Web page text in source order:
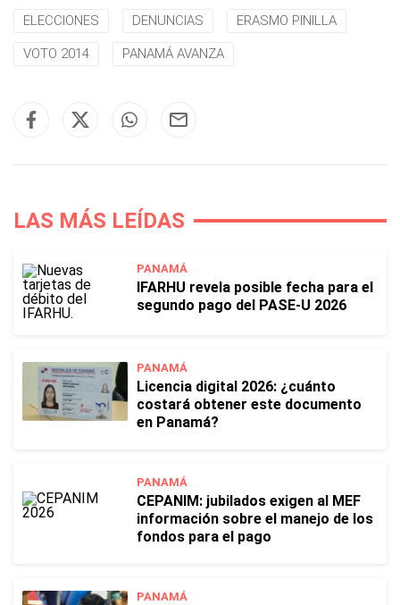
ELECCIONES DENUNCIAS ERASMO PINILLA
VOTO 2014 PANAMÁ AVANZA
LAS MÁS LEÍDAS
PANAMÁ
IFARHU revela posible fecha para el
segundo pago del PASE-U 2026
PANAMÁ
Licencia digital 2026: ¿cuánto
costará obtener este documento
en Panamá?
PANAMÁ
CEPANIM: jubilados exigen al MEF
información sobre el manejo de los
fondos para el pago
PANAMÁ